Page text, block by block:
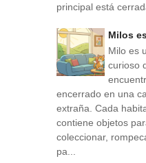
principal está
Milos
Milo es
curioso
encerrado en una
extraña. Cada
contiene objetos
coleccionar,
pa...